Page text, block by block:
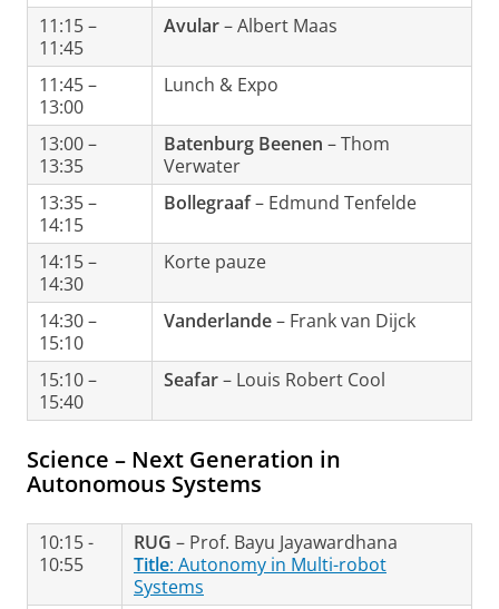
11:15 –
11:45
Avular– Albert Maas
11:45 –
13:00
Lunch & Expo
13:00 –
13:35
Batenburg Beenen – Thom
Verwater
13:35 –
14:15
Bollegraaf– Edmund Tenfelde
14:15 –
14:30
Korte pauze
14:30 –
15:10
Vanderlande– Frank van Dijck
15:10 –
15:40
Seafar– Louis Robert Cool
Science – Next Generation in
Autonomous Systems
10:15 -
10:55
RUG – Prof. Bayu Jayawardhana
Title: Autonomy in Multi-robot
Systems